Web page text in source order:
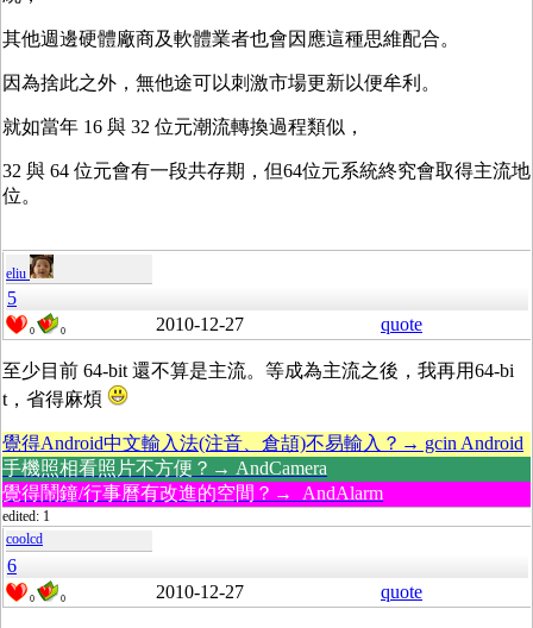
其他週邊硬體廠商及軟體業者也會因應這種思維配合。
因為捨此之外，無他途可以刺激市場更新以便牟利。
就如當年 16 與 32 位元潮流轉換過程類似，
32 與 64 位元會有一段共存期，但64位元系統終究會取得主流地
位。
eliu
5
0 0 2010-12-27 quote
至少目前 64-bit 還不算是主流。等成為主流之後，我再用64-bi
t，省得麻煩
覺得Android中文輸入法(注音、倉頡)不易輸入？→ gcin Android
手機照相看照片不方便？→ AndCamera
覺得鬧鐘/行事曆有改進的空間？→ AndAlarm
edited: 1
coolcd
6
0 0 2010-12-27 quote